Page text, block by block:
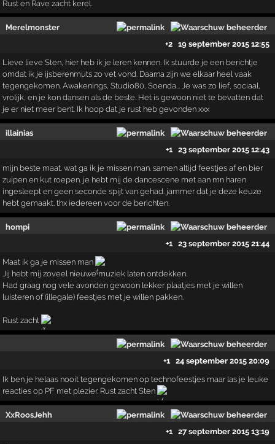
Rust en Rave zacht kerel.
Merelmonster
+2
19 september 2015 12:55
Lieve lieve Sten, hier heb ik je leren kennen. Ik stuurde je een berichtje
omdat ik je ijsberenmuts zo vet vond. Daarna zijn we elkaar heel vaak
tegengekomen. Awakenings, Studio80, Soenda... Je was zo lief, sociaal,
vrolijk, en je kon dansen als de beste. Het is gewoon niet te bevatten dat
je er niet meer bent. Ik hoop dat je rust heb gevonden xxx
illainias
+1
23 september 2015 12:43
mijn beste maat. wat ga ik je missen man. samen altijd feestjes af en bier
zuipen en kut roepen. je hebt mij de dancescene met aan mn haren
ingesleept en geen seconde spijt van gehad. jammer dat je deze keuze
hebt gemaakt. thx iedereen voor de berichten.
hompi
+1
23 september 2015 21:44
Maat ik ga je missen man
Jij hebt mij zoveel nieuwe muziek laten ontdekken.
Had graag nog vele avonden gewoon lekker plaatjes met je willen
luisteren of (illegale) feestjes met je willen pakken.
Rust zacht
+1 24 september 2015 20:09
Ik ben je helaas nooit tegengekomen op technofeestjes maar las je leuke
reacties op PF met plezier. Rust zacht Sten
XxRoosJehh
+1
27 september 2015 13:19